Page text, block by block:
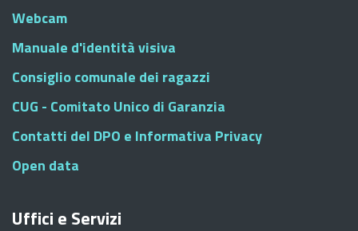
Webcam
Manuale d'identità visiva
Consiglio comunale dei ragazzi
CUG - Comitato Unico di Garanzia
Contatti del DPO e Informativa Privacy
Open data
Uffici e Servizi